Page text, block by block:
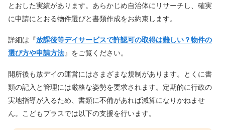
とおした実績があります。あらかじめ自治体にリサーチし、確実
に申請にとおる物件選びと書類作成をお約束します。
詳細は『放課後等デイサービスで許認可の取得は難しい？物件の
選び方や申請方法』をご覧ください。
開所後も放デイの運営にはさまざまな規制があります。とくに書
類の記入と管理には厳格な姿勢を要求されます。定期的に行政の
実地指導が入るため、書類に不備があれば減算になりかねませ
ん。こどもプラスでは以下の支援を行います。